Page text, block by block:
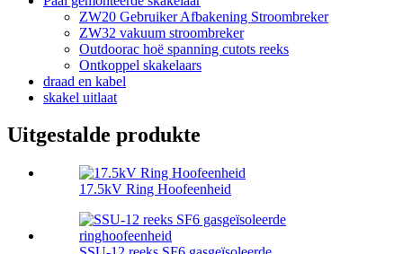
ZW20 Gebruiker Afbakening Stroombreker
ZW32 vakuum stroombreker
Outdoorac hoë spanning cutots reeks
Ontkoppel skakelaars
draad en kabel
skakel uitlaat
Uitgestalde produkte
17.5kV Ring Hoofeenheid